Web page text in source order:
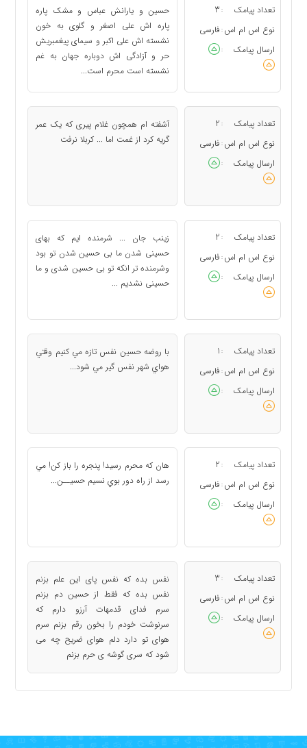
تعداد پیامک :
3
نوع اس ام اس : فارسی
ارسال پیامک
:
حسین و یارانش عباس و مشک پاره
پاره اش علی اصغر و گلوی به خون
نشسته اش علی اکبر و سیمای پیغمبریش
حر و آزادگی اش دوباره جهان به غم
نشسته است محرم است...
تعداد پیامک :
2
نوع اس ام اس : فارسی
ارسال پیامک
:
آشفته ام همچون غلام پیری که یک عمر
گریه کرد از غمت اما ... کربلا نرفت
تعداد پیامک :
2
نوع اس ام اس : فارسی
ارسال پیامک
:
زینب جان ... شرمنده ایم که بهای
حسینی شدن ما بی حسین شدن تو بود
وشرمنده تر انکه تو بی حسین شدی و ما
حسینی نشدیم ...
تعداد پیامک :
1
نوع اس ام اس : فارسی
ارسال پیامک
:
با روضه حسين نفس تازه مي کنيم وقتي
هواي شهر نفس گير مي شود...
تعداد پیامک :
2
نوع اس ام اس : فارسی
ارسال پیامک
:
هان که محرم رسيد! پنجره را باز کن! مي
رسد از راه دور بوي نسيم حسيــن...
تعداد پیامک :
3
نوع اس ام اس : فارسی
ارسال پیامک
:
ﻧﻔﺲ ﺑﺪﻩ ﮐﻪ ﻧﻔﺲ ﭘﺎﯼ ﺍﯾﻦ ﻋﻠﻢ ﺑﺰﻧﻢ
ﻧﻔﺲ ﺑﺪﻩ ﮐﻪ ﻓﻘﻂ ﺍﺯ ﺣﺴﯿﻦ ﺩﻡ ﺑﺰﻧﻢ
ﺳﺮﻡ ﻓﺪﺍﯼ ﻗﺪﻣﻬﺎﺕ ﺁﺭﺯﻭ ﺩﺍﺭﻡ ﮐﻪ
ﺳﺮﻧﻮﺷﺖ ﺧﻮﺩﻡ ﺭﺍ ﺑﺨﻮﻥ ﺭﻗﻢ ﺑﺰﻧﻢ ﺳﺮﻡ
ﻫﻮﺍﯼ ﺗﻮ ﺩﺍﺭﺩ ﺩﻟﻢ ﻫﻮﺍﯼ ﺿﺮﯾﺢ ﭼﻪ ﻣﯽ
ﺷﻮﺩ ﮐﻪ ﺳﺮﯼ ﮔﻮﺷﻪ ﯼ ﺣﺮﻡ ﺑﺰﻧﻢ